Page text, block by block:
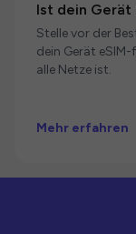
Ist dein
Stelle vor der
dein Gerät
alle Netze ist.
Mehr erfahren